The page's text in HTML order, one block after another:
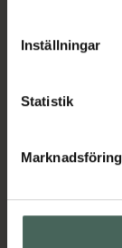
lagligheten av
Inställningar
Statistik
Marknadsföring